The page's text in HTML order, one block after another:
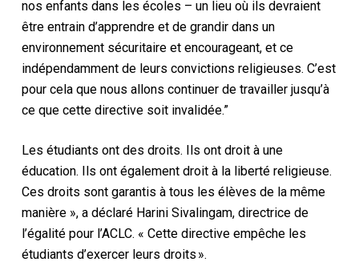
nos enfants dans les écoles – un lieu où ils devraient
être entrain d’apprendre et de grandir dans un
environnement sécuritaire et encourageant, et ce
indépendamment de leurs convictions religieuses. C’est
pour cela que nous allons continuer de travailler jusqu’à
ce que cette directive soit invalidée.”
Les étudiants ont des droits. Ils ont droit à une
éducation. Ils ont également droit à la liberté religieuse.
Ces droits sont garantis à tous les élèves de la même
manière », a déclaré Harini Sivalingam, directrice de
l’égalité pour l’ACLC. « Cette directive empêche les
étudiants d’exercer leurs droits ».